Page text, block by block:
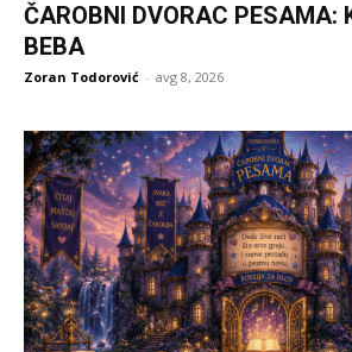
ČAROBNI DVORAC PESAMA:
BEBA
Zoran Todorović - avg 8, 2026